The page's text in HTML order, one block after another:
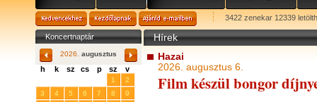
3422 zenekar 12339
Koncertnaptár
2026. augusztus
h k sz cs p sz v
1
2
3
4 5 6 7 8
9
Hírek
Hazai
2026. augusztus 6.
Film készül bongor